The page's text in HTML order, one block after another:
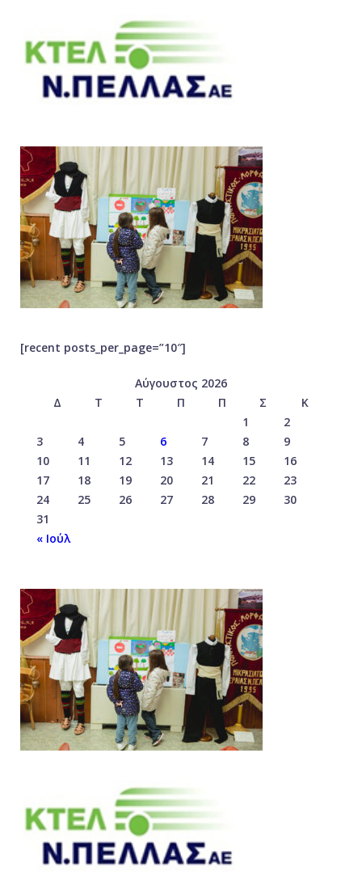
[recent posts_per_page=”10″]
Αύγουστος 2026
Δ
Τ Τ Π Π Σ
Κ
1
2
3
4 5 6 7 8
9
10
11 12 13 14 15
16
17
18 19 20 21 22
23
24
25 26 27 28 29
30
31
« Ιούλ